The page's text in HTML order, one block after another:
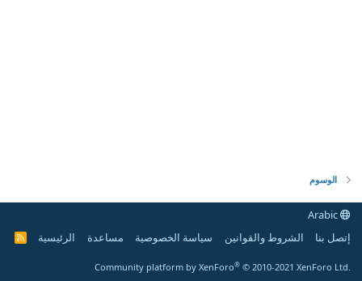
الوسوم
إتصل بنا
الشروط والقوانين سياسة الخصوصية مساعدة الرئيسية
R
Community platform by XenForo® © 2010-2021 XenForo Ltd.